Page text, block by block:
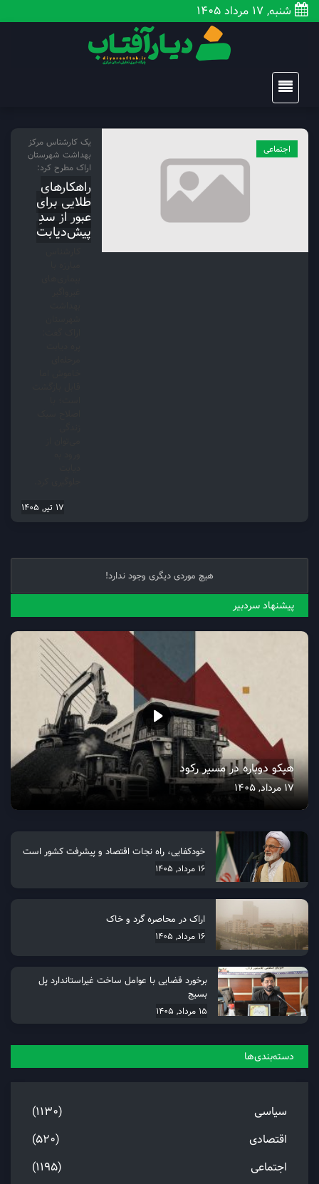
شنبه, 17 مرداد 1405
اجتماعی
یک کارشناس مرکز
بهداشت شهرستان
اراک مطرح کرد:
راهکارهای
طلایی برای
عبور از سدِ
پیش‌دیابت
17 تیر, 1405
هیچ موردی دیگری وجود ندارد!
پیشنهاد سردبیر
هپکو دوباره در مسیر رکود
17 مرداد, 1405
خودکفایی، راه نجات اقتصاد و پیشرفت کشور است
16 مرداد, 1405
اراک در محاصره گرد و خاک
16 مرداد, 1405
برخورد قضایی با عوامل ساخت غیراستاندارد پل
بسیج
15 مرداد, 1405
دسته‌بندی‌ها
سیاسی
(1130)
اقتصادی
(520)
اجتماعی
(1195)